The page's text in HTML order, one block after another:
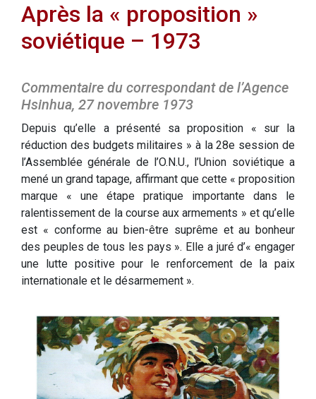
Après la « proposition »
soviétique – 1973
Commentaire du correspondant de l’Agence
Hsinhua, 27 novembre 1973
Depuis qu’elle a présenté sa proposition « sur la
réduction des budgets militaires » à la 28e session de
l’Assemblée générale de l’O.N.U., l’Union soviétique a
mené un grand tapage, affirmant que cette « proposition
marque « une étape pratique importante dans le
ralentissement de la course aux armements » et qu’elle
est « conforme au bien-être suprême et au bonheur
des peuples de tous les pays ». Elle a juré d’« engager
une lutte positive pour le renforcement de la paix
internationale et le désarmement ».